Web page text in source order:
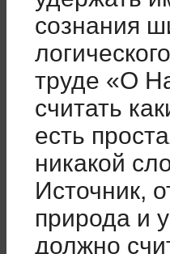
сознания
труде «О
считать
есть
никакой
Источник,
природа и
должно